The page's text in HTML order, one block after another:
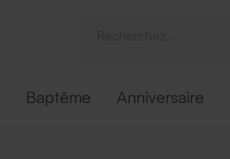
Baptême Anniversaire